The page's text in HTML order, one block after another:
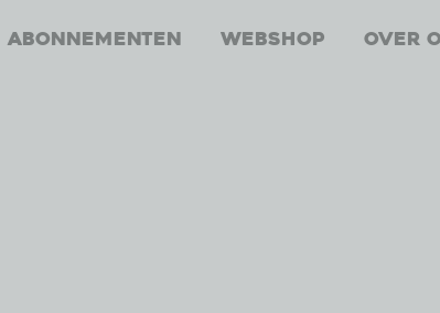
Abonnementen Webshop Over